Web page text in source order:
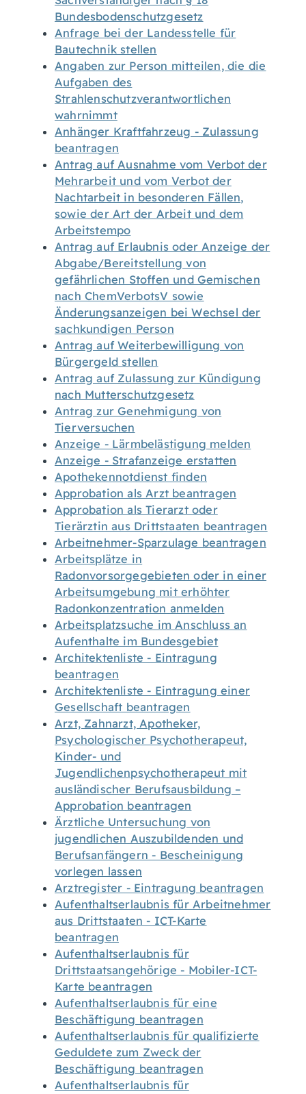
Bundesbodenschutzgesetz
Anfrage bei der Landesstelle für
Bautechnik stellen
Angaben zur Person mitteilen, die die
Aufgaben des
Strahlenschutzverantwortlichen
wahrnimmt
Anhänger Kraftfahrzeug - Zulassung
beantragen
Antrag auf Ausnahme vom Verbot der
Mehrarbeit und vom Verbot der
Nachtarbeit in besonderen Fällen,
sowie der Art der Arbeit und dem
Arbeitstempo
Antrag auf Erlaubnis oder Anzeige der
Abgabe/Bereitstellung von
gefährlichen Stoffen und Gemischen
nach ChemVerbotsV sowie
Änderungsanzeigen bei Wechsel der
sachkundigen Person
Antrag auf Weiterbewilligung von
Bürgergeld stellen
Antrag auf Zulassung zur Kündigung
nach Mutterschutzgesetz
Antrag zur Genehmigung von
Tierversuchen
Anzeige - Lärmbelästigung melden
Anzeige - Strafanzeige erstatten
Apothekennotdienst finden
Approbation als Arzt beantragen
Approbation als Tierarzt oder
Tierärztin aus Drittstaaten beantragen
Arbeitnehmer-Sparzulage beantragen
Arbeitsplätze in
Radonvorsorgegebieten oder in einer
Arbeitsumgebung mit erhöhter
Radonkonzentration anmelden
Arbeitsplatzsuche im Anschluss an
Aufenthalte im Bundesgebiet
Architektenliste - Eintragung
beantragen
Architektenliste - Eintragung einer
Gesellschaft beantragen
Arzt, Zahnarzt, Apotheker,
Psychologischer Psychotherapeut,
Kinder- und
Jugendlichenpsychotherapeut mit
ausländischer Berufsausbildung –
Approbation beantragen
Ärztliche Untersuchung von
jugendlichen Auszubildenden und
Berufsanfängern - Bescheinigung
vorlegen lassen
Arztregister - Eintragung beantragen
Aufenthaltserlaubnis für Arbeitnehmer
aus Drittstaaten - ICT-Karte
beantragen
Aufenthaltserlaubnis für
Drittstaatsangehörige - Mobiler-ICT-
Karte beantragen
Aufenthaltserlaubnis für eine
Beschäftigung beantragen
Aufenthaltserlaubnis für qualifizierte
Geduldete zum Zweck der
Beschäftigung beantragen
Aufenthaltserlaubnis für